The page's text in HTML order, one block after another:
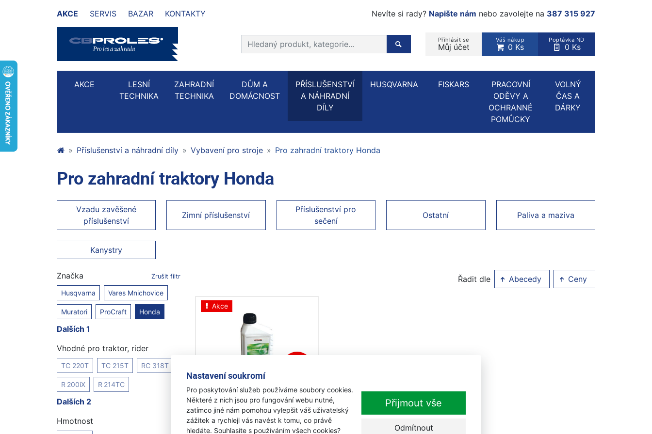
Nastavení soukromí
Pro poskytování služeb používáme soubory cookies.
Některé z nich jsou pro fungování webu nutné,
zatímco jiné nám pomohou vylepšit váš uživatelský
zážitek a rychleji vás navést k tomu, co právě
hledáte. Souhlasíte s používáním všech cookies?
Přijmout vše
Odmítnout
AKCE SERVIS BAZAR KONTAKTY Nevíte si rady? Napište nám nebo zavolejte na 387 315 927
Přihlásit se
Můj účet
Váš nákup
0 Ks
Poptávka ND
0 Ks
Prohledat web
Hledaný produkt, kategorie...
AKCE
LESNÍ
TECHNIKA
ZAHRADNÍ
TECHNIKA
DŮM A
DOMÁCNOST
PŘÍSLUŠENSTVÍ
A NÁHRADNÍ
DÍLY
HUSQVARNA FISKARS
PRACOVNÍ
ODĚVY A
OCHRANNÉ
POMŮCKY
VOLNÝ
ČAS A
DÁRKY
Příslušenství a náhradní díly Vybavení pro stroje Pro zahradní traktory Honda
Pro zahradní traktory Honda
Vzadu zavěšené
příslušenství
Zimní příslušenství
Příslušenství pro
sečení
Ostatní Paliva a maziva
Kanystry
Značka Zrušit filtr
Husqvarna Vares Mnichovice
Muratori ProCraft Honda
Dalších 1
Vhodné pro traktor, rider
TC 220T TC 215T RC 318T
R 200iX R 214TC
Dalších 2
Hmotnost
Řadit dle Abecedy Ceny
Akce
Honda Olej 4T 0,6l
Skladem